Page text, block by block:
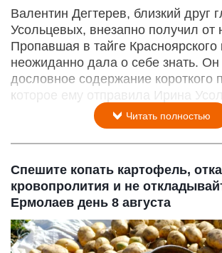
Валентин Дегтерев, близкий друг
Усольцевых, внезапно получил от
Пропавшая в тайге Красноярского
неожиданно дала о себе знать.
дословное содержание короткого
которое ему отправила Ирина
Читать полностью
Спешите копать картофель,
кровопролития и не
Ермолаев день 8 августа